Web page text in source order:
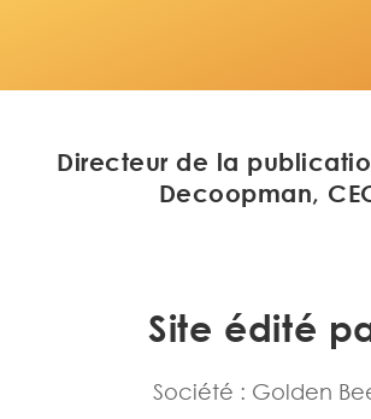
Directeur de la
Decoopman,
Site édité
Société : Golden